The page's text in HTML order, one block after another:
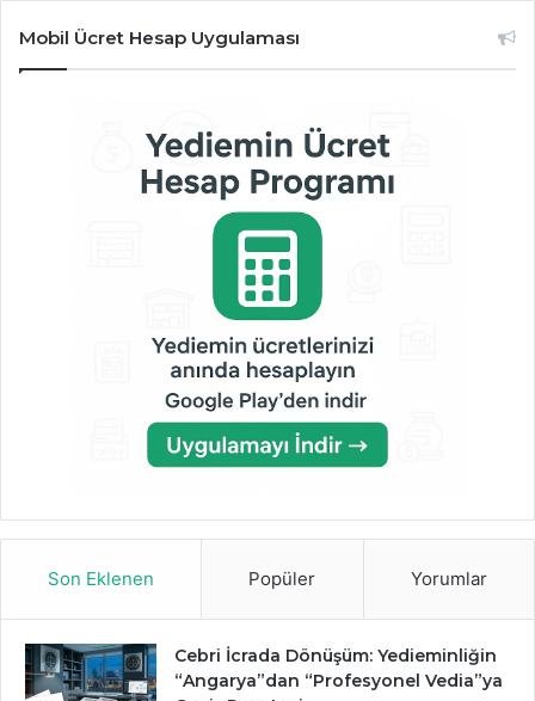
Mobil Ücret Hesap Uygulaması
Son Eklenen Popüler Yorumlar
Cebri İcrada Dönüşüm: Yedieminliğin
“Angarya”dan “Profesyonel Vedia”ya